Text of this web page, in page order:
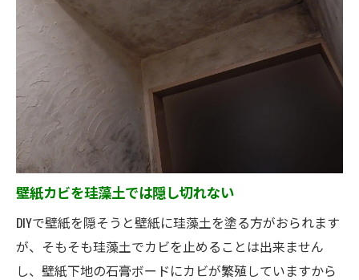
壁紙カビを珪藻土では隠し切れない
DIYで壁紙を隠そうと壁紙に珪藻土を塗る方がおられます
が、そもそも珪藻土でカビを止めることは出来ません
し、壁紙下地の石膏ボードにカビが繁殖していますから